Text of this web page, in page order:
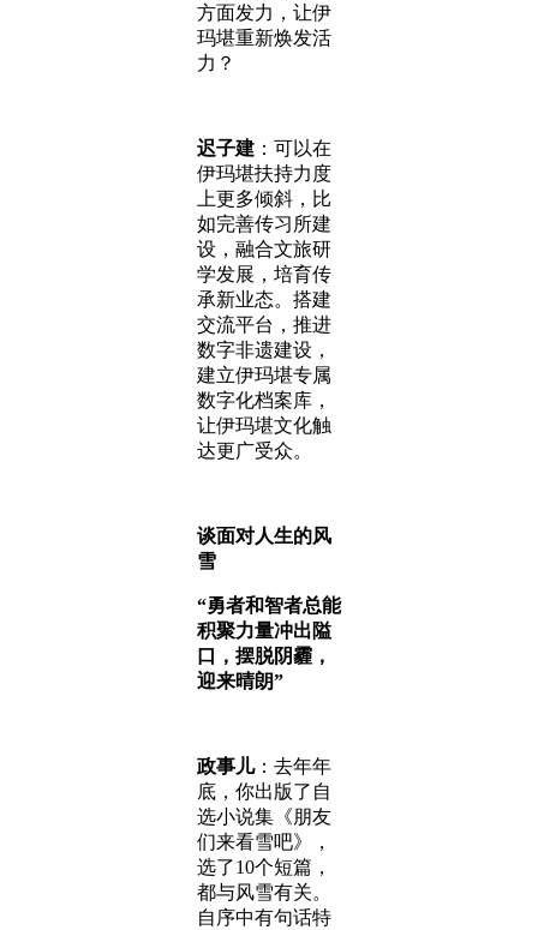
方面发力，让伊
玛堪重新焕发活
力？
迟子建 ：可以在
伊玛堪扶持力度
上更多倾斜，比
如完善传习所建
设，融合文旅研
学发展，培育传
承新业态。搭建
交流平台，推进
数字非遗建设，
建立伊玛堪专属
数字化档案库，
让伊玛堪文化触
达更广受众。
谈面对人生的风
雪
“勇者和智者总能
积聚力量冲出隘
口，摆脱阴霾，
迎来晴朗”
政事儿：去年年
底，你出版了自
选小说集《朋友
们来看雪吧》，
选了10个短篇，
都与风雪有关。
自序中有句话特